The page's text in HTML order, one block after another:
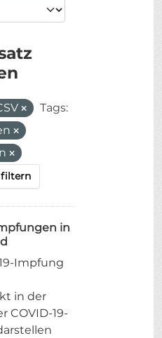
Tags:
filtern
in
Impfung
in der
COVID-19-